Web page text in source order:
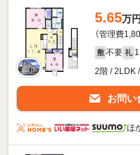
5.65万円
（管理費
敷 不要 礼
2階 / 2LDK
お問い
ほ